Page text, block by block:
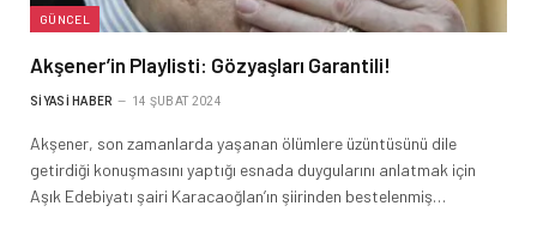
GÜNCEL
Akşener’in Playlisti: Gözyaşları Garantili!
SIYASI HABER 14 ŞUBAT 2024
Akşener, son zamanlarda yaşanan ölümlere üzüntüsünü dile
getirdiği konuşmasını yaptığı esnada duygularını anlatmak için
Aşık Edebiyatı şairi Karacaoğlan’ın şiirinden bestelenmiş…